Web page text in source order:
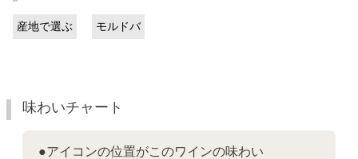
産地で選ぶ モルドバ
味わいチャート
●アイコンの位置がこのワインの味わい